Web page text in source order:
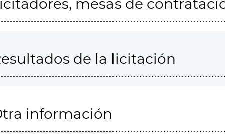
mesas de
de la licitación
información